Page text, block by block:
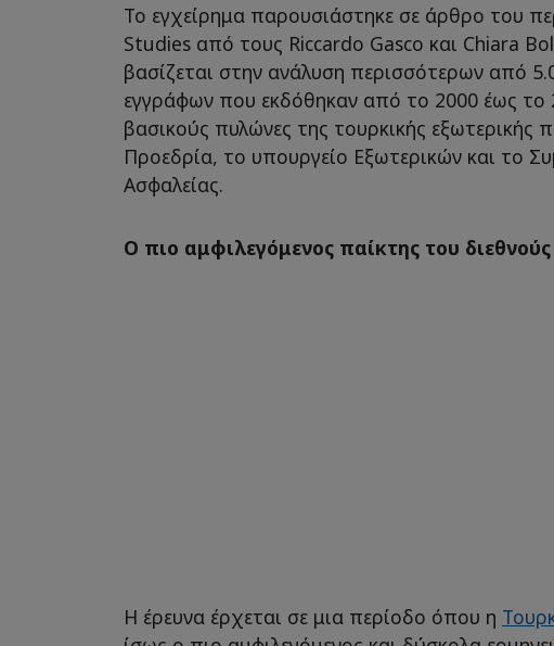
Το εγχείρημα παρουσιάστηκε σε άρθρο του
Studies από τους Riccardo Gasco και Chiara
βασίζεται στην ανάλυση περισσότερων από
εγγράφων που εκδόθηκαν από το 2000 έως το
βασικούς πυλώνες της τουρκικής εξωτερικής
Προεδρία, το υπουργείο Εξωτερικών και το
Ασφαλείας.
Ο πιο αμφιλεγόμενος παίκτης του
Η έρευνα έρχεται σε μια περίοδο όπου η